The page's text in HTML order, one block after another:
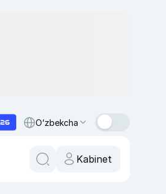
O‘zbekcha
Kabinet